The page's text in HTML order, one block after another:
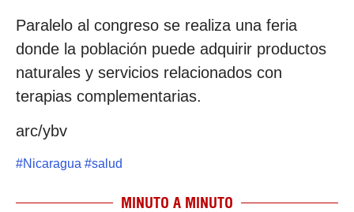
Paralelo al congreso se realiza una feria
donde la población puede adquirir productos
naturales y servicios relacionados con
terapias complementarias.
arc/ybv
#Nicaragua #salud
MINUTO A MINUTO